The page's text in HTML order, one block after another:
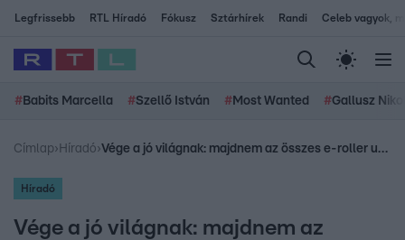
Legfrissebb RTL Híradó Fókusz Sztárhírek Randi Celeb vagyok,
# Babits Marcella #Szellő István # Most Wanted #Gallusz
Címlap› Híradó› Vége a jó világnak: majdnem az összes e-roller után kötelező lesz a biztosítás
Híradó
Vége a jó világnak: majdnem az